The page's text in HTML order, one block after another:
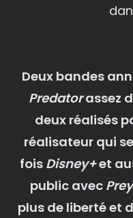
Deux bandes
Predatorassez
deux réalisés
réalisateur qui
fois Disney+et
public avec Prey
plus de liberté et